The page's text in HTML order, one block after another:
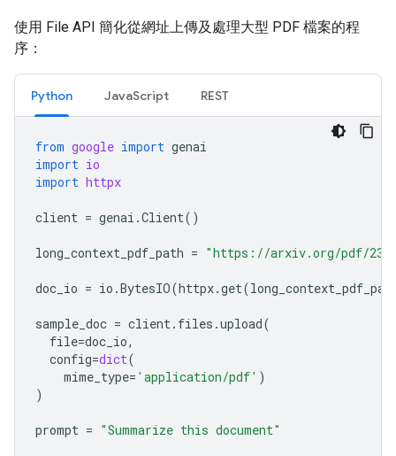
使用 File API 簡化從網址上傳及處理大型 PDF 檔案的程
序：
Python JavaScript REST
from google import genai
import io
import httpx
client = genai .Client()
long_context_pdf_path = "https://arxiv.org/pdf/
doc_io = io .BytesIO(httpx.get(
sample_doc = client. files .upload(
file=doc_io,
config=dict(
mime_type= 'application/pdf' )
)
prompt = "Summarize this document"